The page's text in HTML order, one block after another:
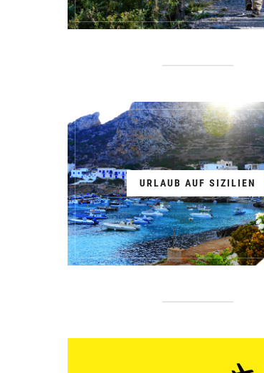
URLAUB AUF SIZILIEN